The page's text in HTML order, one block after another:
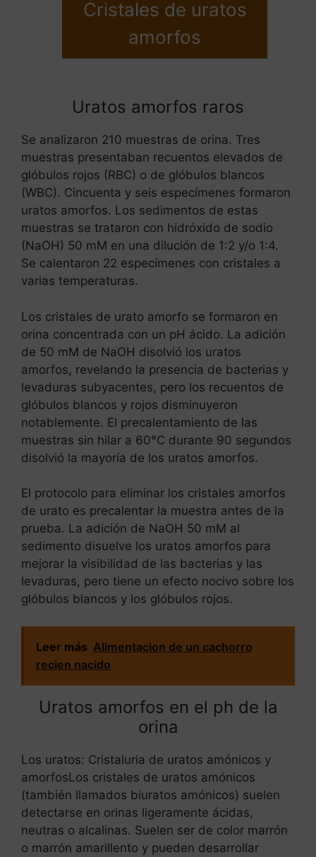
Cristales de uratos
amorfos
Uratos amorfos raros
Se analizaron 210 muestras de orina. Tres
muestras presentaban recuentos elevados de
glóbulos rojos (RBC) o de glóbulos blancos
(WBC). Cincuenta y seis especímenes formaron
uratos amorfos. Los sedimentos de estas
muestras se trataron con hidróxido de sodio
(NaOH) 50 mM en una dilución de 1:2 y/o 1:4.
Se calentaron 22 especímenes con cristales a
varias temperaturas.
Los cristales de urato amorfo se formaron en
orina concentrada con un pH ácido. La adición
de 50 mM de NaOH disolvió los uratos
amorfos, revelando la presencia de bacterias y
levaduras subyacentes, pero los recuentos de
glóbulos blancos y rojos disminuyeron
notablemente. El precalentamiento de las
muestras sin hilar a 60°C durante 90 segundos
disolvió la mayoría de los uratos amorfos.
El protocolo para eliminar los cristales amorfos
de urato es precalentar la muestra antes de la
prueba. La adición de NaOH 50 mM al
sedimento disuelve los uratos amorfos para
mejorar la visibilidad de las bacterias y las
levaduras, pero tiene un efecto nocivo sobre los
glóbulos blancos y los glóbulos rojos.
Leer más Alimentacion de un cachorro
recien nacido
Uratos amorfos en el ph de la
orina
Los uratos: Cristaluria de uratos amónicos y
amorfosLos cristales de uratos amónicos
(también llamados biuratos amónicos) suelen
detectarse en orinas ligeramente ácidas,
neutras o alcalinas. Suelen ser de color marrón
o marrón amarillento y pueden desarrollar